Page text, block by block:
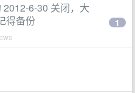
6-30 关闭，大
得备份
1